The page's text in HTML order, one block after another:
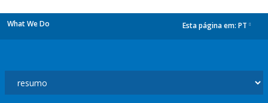
What We Do Esta página em: PT